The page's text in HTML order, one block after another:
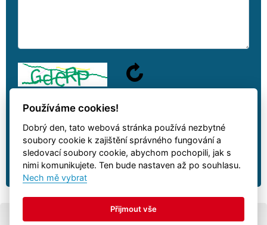
Na váš dotaz odpovíme jakmile to bude možné.
Používáme cookies!
Dobrý den, tato webová stránka používá nezbytné
soubory cookie k zajištění správného fungování a
sledovací soubory cookie, abychom pochopili, jak s
nimi komunikujete. Ten bude nastaven až po souhlasu.
Nech mě vybrat
Přijmout vše